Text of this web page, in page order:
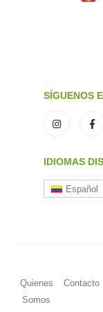
SÍGUENOS
IDIOMAS
Español
Quienes
Somos
Contacto